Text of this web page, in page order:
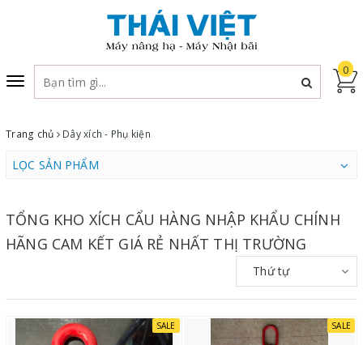
Toggle
navigation
0
Trang chủ Dây xích - Phụ kiện
LỌC SẢN PHẨM
TỔNG KHO XÍCH CẨU HÀNG NHẬP KHẨU CHÍNH
HÃNG CAM KẾT GIÁ RẺ NHẤT THỊ TRƯỜNG
Thứ tự
SALE SALE